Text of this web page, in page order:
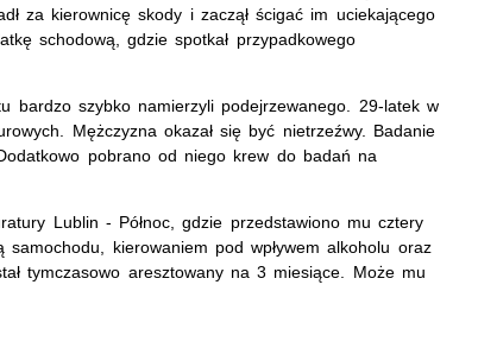
za kierownicę skody i zaczął ścigać im uciekającego
schodową, gdzie spotkał przypadkowego
bardzo szybko namierzyli podejrzewanego. 29-latek w
Mężczyzna okazał się być nietrzeźwy. Badanie
pobrano od niego krew do badań na
Lublin - Północ, gdzie przedstawiono mu cztery
kierowaniem pod wpływem alkoholu oraz
tymczasowo aresztowany na 3 miesiące. Może mu